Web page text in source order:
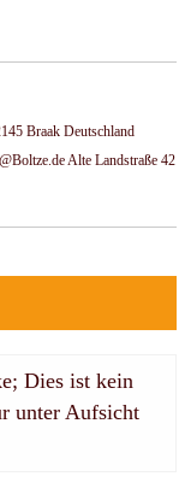
Braak Deutschland
Alte Landstraße 42
Dies ist kein
unter Aufsicht